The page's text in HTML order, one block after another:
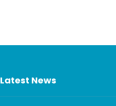
Latest News